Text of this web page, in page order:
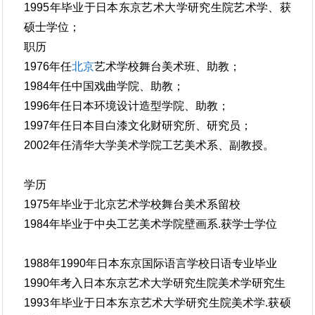
1995年毕业于日本东京艺术大学研究生院艺术学、获
硕士学位；
职历
1976年任北京艺术学校舞台美术班、助教；
1984年任中国戏曲学院、助教；
1996年任日本环境设计造型学院、助教；
1997年任日本目白漆文化财研究所、研究员；
2002年任清华大学美术学院工艺美术系、副教授。
学历
1975年毕业于北京艺术学校舞台美术系留校
1984年毕业于中央工艺美术学院壁画系.获学士学位
1988年1990年日本东京国际语言学校日语专业毕业
1990年考入日本东京艺术大学研究生院美术学研究生
1993年毕业于日本东京艺术大学研究生院美术学.获硕